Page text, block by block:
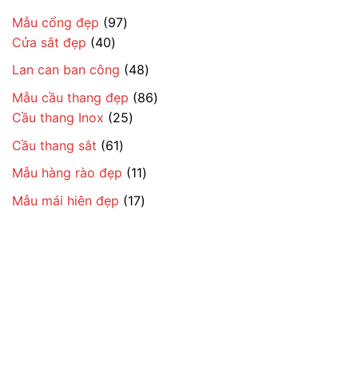
Mẫu cổng đẹp 9797
phẩm
Cửa sắt đẹp 4040
sản
phẩm
Lan can ban công 4848
sản
phẩm
Mẫu cầu thang đẹp 8686
Cầu thang Inox 2525
Cầu thang sắt 6161
sản
phẩm
Mẫu hàng rào đẹp 1111
sản
phẩm
Mẫu mái hiên đẹp 1717